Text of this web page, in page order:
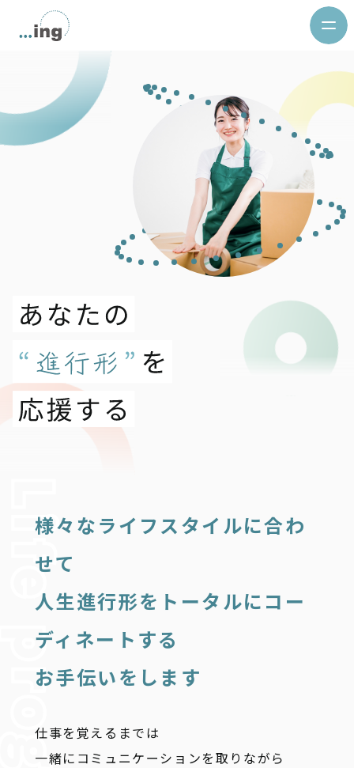
様々なライフスタイルに合わ
せて
人生進行形をトータルにコー
ディネートする
お手伝いをします
仕事を覚えるまでは
一緒にコミュニケーションを取りながら